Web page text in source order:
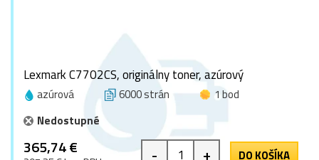
Lexmark C7702CS, originálny toner, azúrový
azúrová 6000 strán
1 bod
Nedostupné
365,74 € - + DO KOŠÍKA